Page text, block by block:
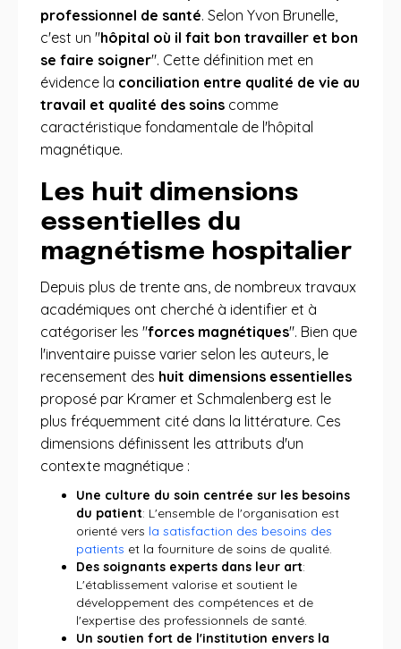
professionnel de santé. Selon Yvon Brunelle,
c'est un "hôpital où il fait bon travailler et bon
se faire soigner". Cette définition met en
évidence la conciliation entre qualité de vie au
travail et qualité des soins comme
caractéristique fondamentale de l'hôpital
magnétique.
Les huit dimensions
essentielles du
magnétisme hospitalier
Depuis plus de trente ans, de nombreux travaux
académiques ont cherché à identifier et à
catégoriser les "forces magnétiques". Bien que
l'inventaire puisse varier selon les auteurs, le
recensement des huit dimensions essentielles
proposé par Kramer et Schmalenberg est le
plus fréquemment cité dans la littérature. Ces
dimensions définissent les attributs d'un
contexte magnétique :
Une culture du soin centrée sur les besoins
du patient: L'ensemble de l'organisation est
orienté vers la satisfaction des besoins des
patients et la fourniture de soins de qualité.
Des soignants experts dans leur art:
L'établissement valorise et soutient le
développement des compétences et de
l'expertise des professionnels de santé.
Un soutien fort de l'institution envers la